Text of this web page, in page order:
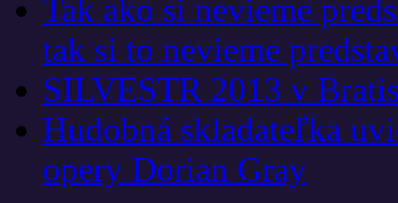
Tak ako si nevieme
tak si to nevieme
SILVESTR 2013 v
Hudobná skladateľka
opery Dorian Gray